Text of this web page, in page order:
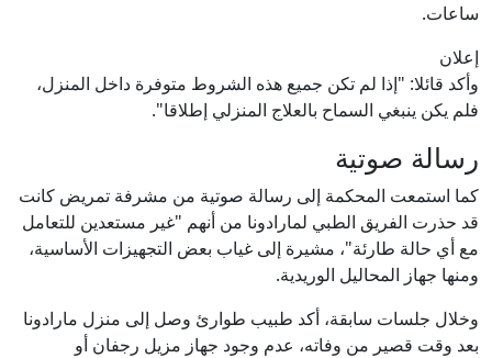
ساعات.
إعلان
وأكد قائلا: "إذا لم تكن جميع هذه الشروط متوفرة داخل المنزل،
فلم يكن ينبغي السماح بالعلاج المنزلي إطلاقا".
رسالة صوتية
كما استمعت المحكمة إلى رسالة صوتية من مشرفة تمريض كانت
قد حذرت الفريق الطبي لمارادونا من أنهم "غير مستعدين للتعامل
مع أي حالة طارئة"، مشيرة إلى غياب بعض التجهيزات الأساسية،
ومنها جهاز المحاليل الوريدية.
وخلال جلسات سابقة، أكد طبيب طوارئ وصل إلى منزل مارادونا
بعد وقت قصير من وفاته، عدم وجود جهاز مزيل رجفان أو